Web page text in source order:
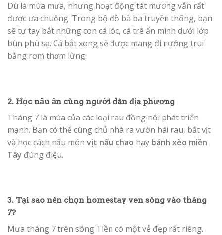
Dù là mùa mưa, nhưng hoạt động tát mương vẫn rất
được ưa chuộng. Trong bộ đồ bà ba truyền thống, bạn
sẽ tự tay bắt những con cá lóc, cá trê ẩn mình dưới lớp
bùn phù sa. Cá bắt xong sẽ được mang đi nướng trui
bằng rơm thơm lừng.
2. Học nấu ăn cùng người dân địa phương
Tháng 7 là mùa của các loại rau đồng nội phát triển
mạnh. Bạn có thể cùng chủ nhà ra vườn hái rau, bắt vịt
và học cách nấu món vịt nấu chao hay bánh xèo miền
Tây đúng điệu.
3. Tại sao nên chọn homestay ven sông vào tháng
7?
Mưa tháng 7 trên sông Tiền có một vẻ đẹp rất riêng.